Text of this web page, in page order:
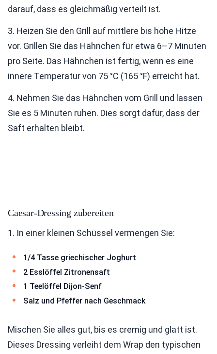
darauf, dass es gleichmäßig verteilt ist.
3. Heizen Sie den Grill auf mittlere bis hohe Hitze
vor. Grillen Sie das Hähnchen für etwa 6–7 Minuten
pro Seite. Das Hähnchen ist fertig, wenn es eine
innere Temperatur von 75 °C (165 °F) erreicht hat.
4. Nehmen Sie das Hähnchen vom Grill und lassen
Sie es 5 Minuten ruhen. Dies sorgt dafür, dass der
Saft erhalten bleibt.
Caesar-Dressing zubereiten
1. In einer kleinen Schüssel vermengen Sie:
1/4 Tasse griechischer Joghurt
2 Esslöffel Zitronensaft
1 Teelöffel Dijon-Senf
Salz und Pfeffer nach Geschmack
Mischen Sie alles gut, bis es cremig und glatt ist.
Dieses Dressing verleiht dem Wrap den typischen